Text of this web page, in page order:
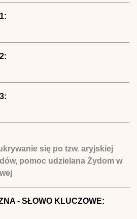
się po tzw. aryjskiej
pomoc udzielana Żydom w
- SŁOWO KLUCZOWE: